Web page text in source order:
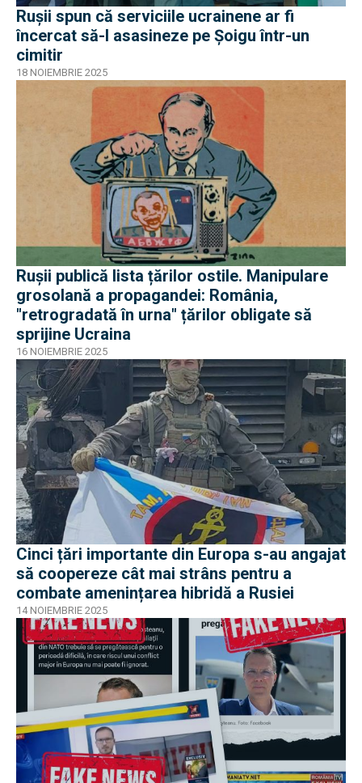
Rușii spun că serviciile ucrainene ar fi
încercat să-l asasineze pe Șoigu într-un
cimitir
18 NOIEMBRIE 2025
Rușii publică lista țărilor ostile. Manipulare
grosolană a propagandei: România,
"retrogradată în urna" țărilor obligate să
sprijine Ucraina
16 NOIEMBRIE 2025
Cinci țări importante din Europa s-au angajat
să coopereze cât mai strâns pentru a
combate amenințarea hibridă a Rusiei
14 NOIEMBRIE 2025